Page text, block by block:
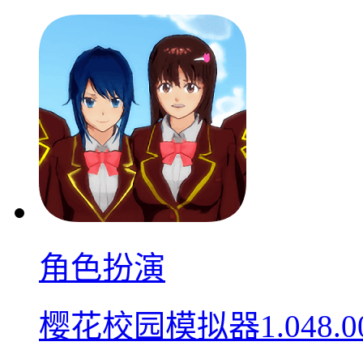
角色扮演
樱花校园模拟器